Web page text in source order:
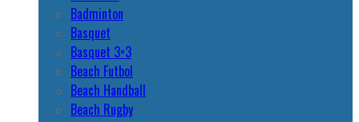
Badminton
Basquet
Basquet 3×3
Beach Futbol
Beach Handball
Beach Rugby